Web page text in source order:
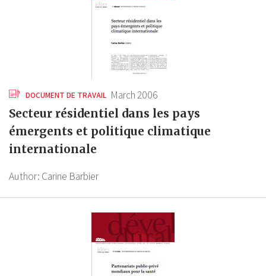
DOCUMENT DE TRAVAIL March 2006
Secteur résidentiel dans les pays
émergents et politique climatique
internationale
Author: Carine Barbier